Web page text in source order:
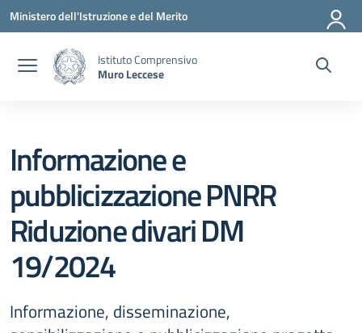
Vai ai contenuti
Vai al menu di navigazione
Vai al footer
Ministero dell'Istruzione e del Merito
Istituto Comprensivo
Muro Leccese
Informazione e
pubblicizzazione PNRR
Riduzione divari DM
19/2024
Informazione, disseminazione,